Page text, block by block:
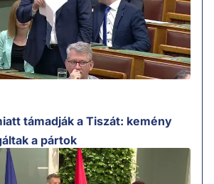
támadják a Tiszát: kemény
a pártok